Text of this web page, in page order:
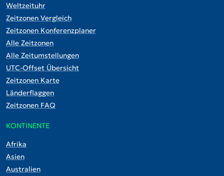
Weltzeituhr
Zeitzonen Vergleich
Zeitzonen Konferenzplaner
Alle Zeitzonen
Alle Zeitumstellungen
UTC-Offset Übersicht
Zeitzonen Karte
Länderflaggen
Zeitzonen FAQ
KONTINENTE
Afrika
Asien
Australien